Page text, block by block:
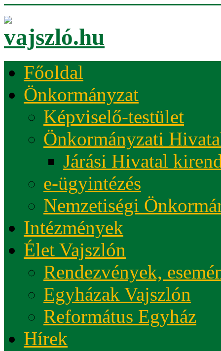
Főoldal
Önkormányzat
Képviselő-testület
Önkormányzati
Járási Hivatal
e-ügyintézés
Nemzetiségi
Intézmények
Élet Vajszlón
Rendezvények,
Egyházak Vajszlón
Református Egyház
Hírek